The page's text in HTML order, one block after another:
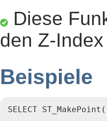
Diese
den Z-
Beispiele
SELECT